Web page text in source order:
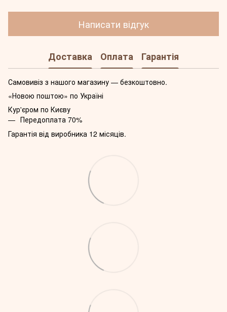
Написати відгук
Доставка Оплата Гарантія
Самовивіз з нашого магазину — безкоштовно.
«Новою поштою» по Україні
Кур'єром по Києву
Передоплата 70%
Гарантія від виробника 12 місяців.